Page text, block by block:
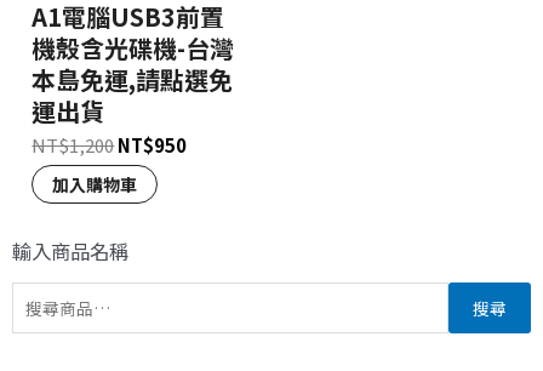
輸入商品名稱
搜尋
A1電腦USB3前置
機殼含光碟機-台灣
本島免運,請點選免
運出貨
NT$1,200NT$950
加入購物車